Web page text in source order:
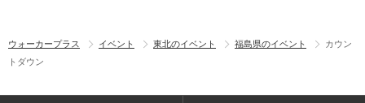
ウォーカープラス イベント 東北のイベント 福島県のイベント
カウン
トダウン